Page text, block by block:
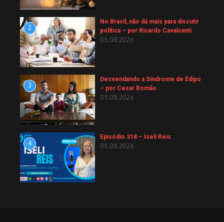
2
No Brasil, não dá mais para discutir
política – por Ricardo Cavalcanti
05.08.2026
3
Desvendando a Síndrome de Édipo
– por Cesar Romão
05.08.2026
4
Episódio 318 – Iseli Reis
05.08.2026